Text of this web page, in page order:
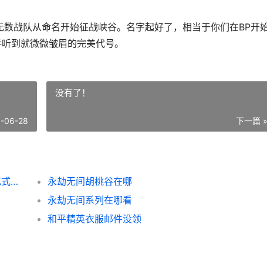
战队从命名开始征战峡谷。名字起好了，相当于你们在BP开
到就微微皱眉的完美代号。
06-28
没有了！
下一篇 »
王者荣耀霸气战队英文名 电竞解说员教你花式命名
永劫无间胡桃谷在哪
永劫无间系列在哪看
和平精英衣服邮件没领